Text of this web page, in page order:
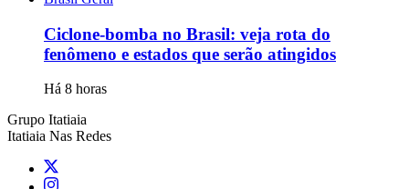
Ciclone-bomba no Brasil: veja rota do
fenômeno e estados que serão atingidos
Há 8 horas
Grupo Itatiaia
Itatiaia Nas Redes